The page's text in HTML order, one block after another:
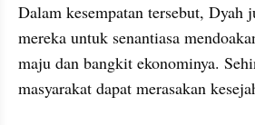
Dalam kesempatan tersebut, Dyah
mereka untuk senantiasa
maju dan bangkit ekonominya.
masyarakat dapat merasakan